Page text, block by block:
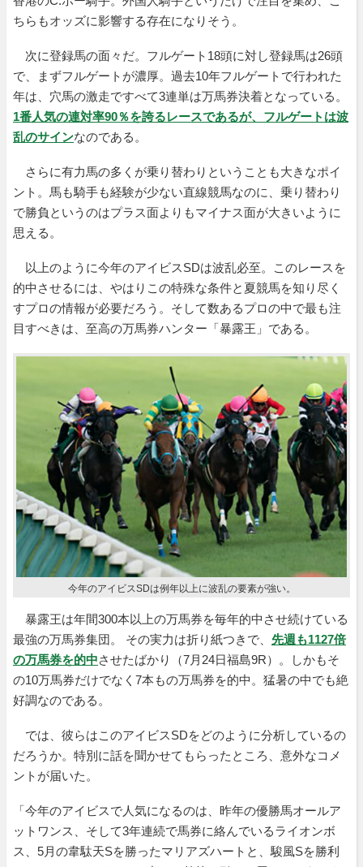
ちらもオッズに影響する存在になりそう。
次に登録馬の面々だ。フルゲート18頭に対し登録馬は26頭
で、まずフルゲートが濃厚。過去10年フルゲートで行われた
年は、穴馬の激走ですべて3連単は万馬券決着となっている。
1番人気の連対率90％を誇るレースであるが、フルゲートは波
乱のサインなのである。
さらに有力馬の多くが乗り替わりということも大きなポイ
ント。馬も騎手も経験が少ない直線競馬なのに、乗り替わり
で勝負というのはプラス面よりもマイナス面が大きいように
思える。
以上のように今年のアイビスSDは波乱必至。このレースを
的中させるには、やはりこの特殊な条件と夏競馬を知り尽く
すプロの情報が必要だろう。そして数あるプロの中で最も注
目すべきは、至高の万馬券ハンター「暴露王」である。
今年のアイビスSDは例年以上に波乱の要素が強い。
暴露王は年間300本以上の万馬券を毎年的中させ続けている
最強の万馬券集団。 その実力は折り紙つきで、 先週も1127倍
の万馬券を的中させたばかり（7月24日福島9R）。しかもそ
の10万馬券だけでなく7本もの万馬券を的中。猛暑の中でも絶
好調なのである。
では、彼らはこのアイビスSDをどのように分析しているの
だろうか。特別に話を聞かせてもらったところ、意外なコメ
ントが届いた。
「今年のアイビスで人気になるのは、昨年の優勝馬オールア
ットワンス、そして3年連続で馬券に絡んでいるライオンボ
ス、5月の韋駄天Sを勝ったマリアズハートと、駿風Sを勝利